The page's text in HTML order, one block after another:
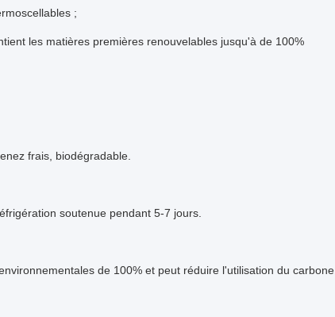
;
les matières premières renouvelables jusqu'à de 100%
frais, biodégradable.
soutenue pendant 5-7 jours.
de 100% et peut réduire l'utilisation du carbone.